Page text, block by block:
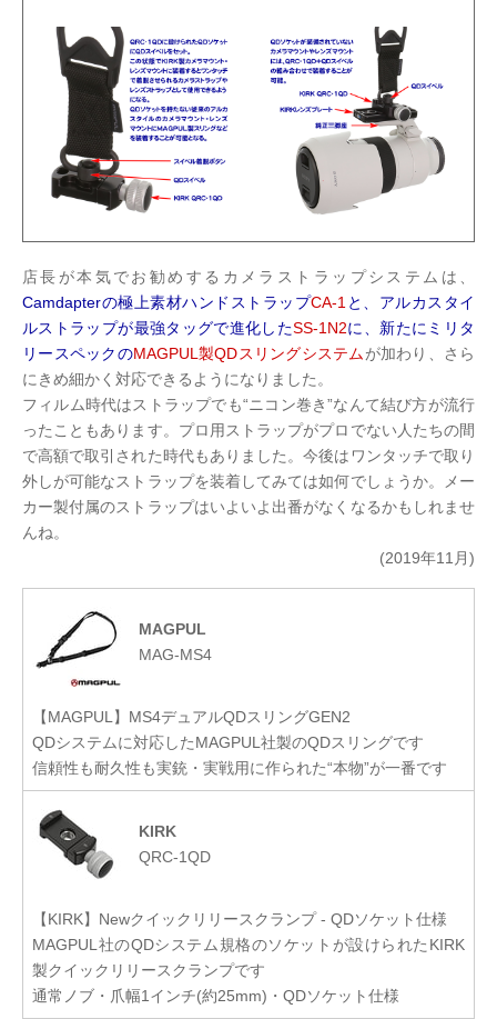
店長が本気でお勧めするカメラストラップシステムは、
Camdapterの極上素材ハンドストラップCA-1 と、アルカスタイ
ルストラップが最強タッグで進化したSS-1N2に、新たにミリタ
リースペックのMAGPUL製QDスリングシステムが加わり、さら
にきめ細かく対応できるようになりました。
フィルム時代はストラップでも“ニコン巻き”なんて結び方が流行
ったこともあります。プロ用ストラップがプロでない人たちの間
で高額で取引された時代もありました。今後はワンタッチで取り
外しが可能なストラップを装着してみては如何でしょうか。メー
カー製付属のストラップはいよいよ出番がなくなるかもしれませ
んね。
(2019年11月)
MAGPUL
MAG-MS4
【MAGPUL】MS4デュアルQDスリングGEN2
QDシステムに対応したMAGPUL社製のQDスリングです
信頼性も耐久性も実銃・実戦用に作られた“本物”が一番です
KIRK
QRC-1QD
【KIRK】Newクイックリリースクランプ - QDソケット仕様
MAGPUL社のQDシステム規格のソケットが設けられたKIRK
製クイックリリースクランプです
通常ノブ・爪幅1インチ(約25mm)・QDソケット仕様